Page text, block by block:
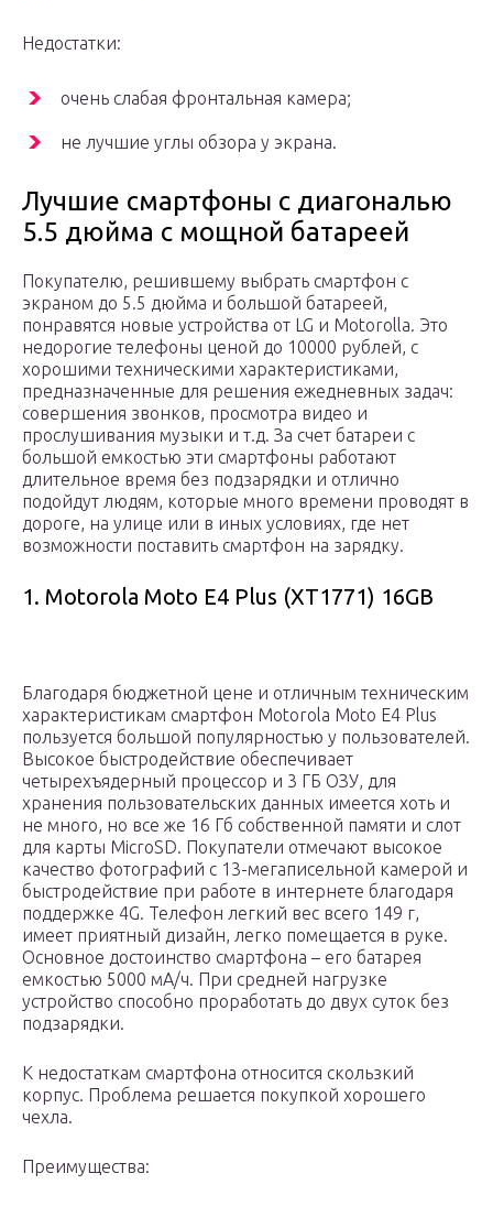
Недостатки:
очень слабая фронтальная камера;
не лучшие углы обзора у экрана.
Лучшие смартфоны с диагональю
5.5 дюйма с мощной батареей
Покупателю, решившему выбрать смартфон с
экраном до 5.5 дюйма и большой батареей,
понравятся новые устройства от LG и Motorolla. Это
недорогие телефоны ценой до 10000 рублей, с
хорошими техническими характеристиками,
предназначенные для решения ежедневных задач:
совершения звонков, просмотра видео и
прослушивания музыки и т.д. За счет батареи с
большой емкостью эти смартфоны работают
длительное время без подзарядки и отлично
подойдут людям, которые много времени проводят в
дороге, на улице или в иных условиях, где нет
возможности поставить смартфон на зарядку.
1. Motorola Moto E4 Plus (XT1771) 16GB
Благодаря бюджетной цене и отличным техническим
характеристикам смартфон Motorola Moto E4 Plus
пользуется большой популярностью у пользователей.
Высокое быстродействие обеспечивает
четырехъядерный процессор и 3 ГБ ОЗУ, для
хранения пользовательских данных имеется хоть и
не много, но все же 16 Гб собственной памяти и слот
для карты MicroSD. Покупатели отмечают высокое
качество фотографий c 13-мегаписельной камерой и
быстродействие при работе в интернете благодаря
поддержке 4G. Телефон легкий вес всего 149 г,
имеет приятный дизайн, легко помещается в руке.
Основное достоинство смартфона – его батарея
емкостью 5000 мА/ч. При средней нагрузке
устройство способно проработать до двух суток без
подзарядки.
К недостаткам смартфона относится скользкий
корпус. Проблема решается покупкой хорошего
чехла.
Преимущества: